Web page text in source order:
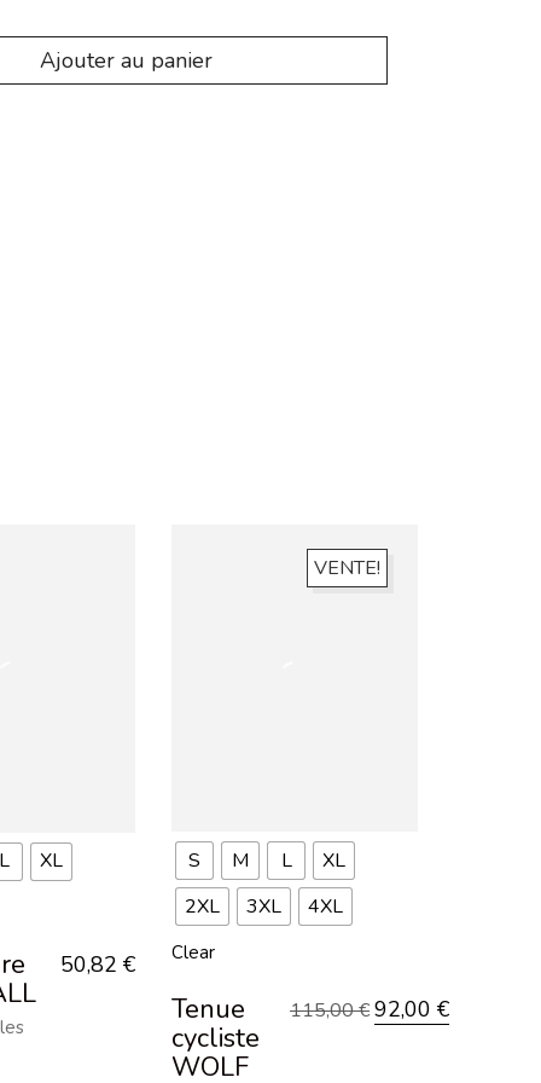
Ajouter au panier
L XL
50,82 €
VENTE!
S M L
XL
2XL
3XL 4XL
Clear
Tenue
cycliste
WOLF
115,00€92,00 €